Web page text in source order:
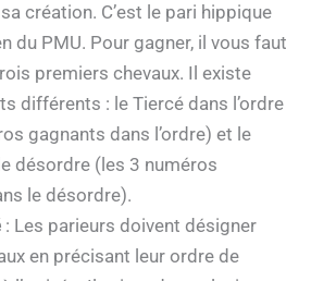
création. C’est le pari hippique
du PMU. Pour gagner, il vous faut
premiers chevaux. Il existe
différents : le Tiercé dans l’ordre
gagnants dans l’ordre) et le
désordre (les 3 numéros
le désordre).
: Les parieurs doivent désigner
en précisant leur ordre de